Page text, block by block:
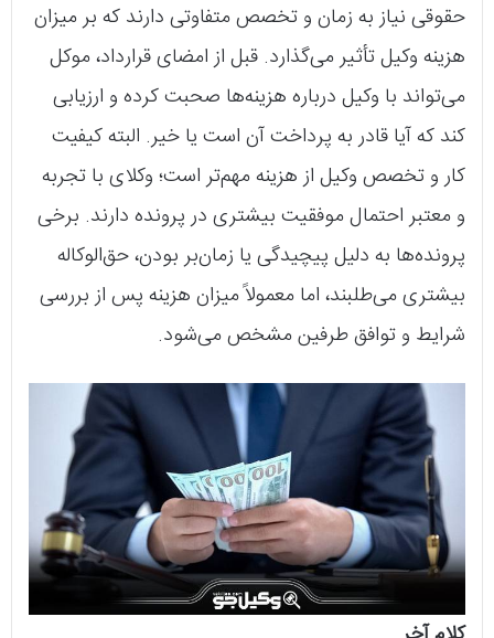
حقوقی نیاز به زمان و تخصص متفاوتی دارند که بر میزان
هزینه وکیل تأثیر می‌گذارد. قبل از امضای قرارداد، موکل
می‌تواند با وکیل درباره هزینه‌ها صحبت کرده و ارزیابی
کند که آیا قادر به پرداخت آن است یا خیر. البته کیفیت
کار و تخصص وکیل از هزینه مهم‌تر است؛ وکلای با تجربه
و معتبر احتمال موفقیت بیشتری در پرونده دارند. برخی
پرونده‌ها به دلیل پیچیدگی یا زمان‌بر بودن، حق‌الوکاله
بیشتری می‌طلبند، اما معمولاً میزان هزینه پس از بررسی
شرایط و توافق طرفین مشخص می‌شود.